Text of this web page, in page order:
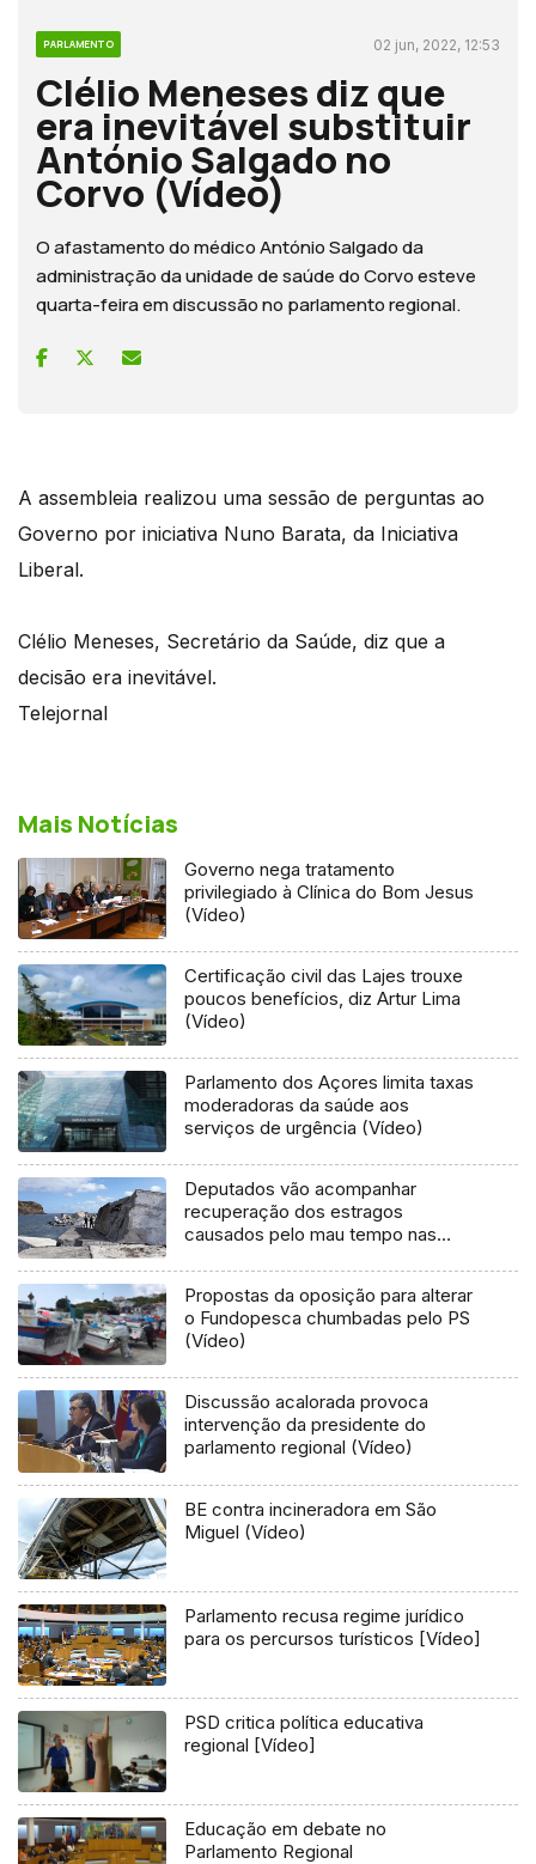
PARLAMENTO 02 jun, 2022, 12:53
Clélio Meneses diz que
era inevitável substituir
António Salgado no
Corvo (Vídeo)
O afastamento do médico António Salgado da
administração da unidade de saúde do Corvo esteve
quarta-feira em discussão no parlamento regional.
A assembleia realizou uma sessão de perguntas ao
Governo por iniciativa Nuno Barata, da Iniciativa
Liberal.
Clélio Meneses, Secretário da Saúde, diz que a
decisão era inevitável.
Telejornal
Mais Notícias
Governo nega tratamento
privilegiado à Clínica do Bom Jesus
(Vídeo)
Certificação civil das Lajes trouxe
poucos benefícios, diz Artur Lima
(Vídeo)
Parlamento dos Açores limita taxas
moderadoras da saúde aos
serviços de urgência (Vídeo)
Deputados vão acompanhar
recuperação dos estragos
causados pelo mau tempo nas
Propostas da oposição para alterar
o Fundopesca chumbadas pelo PS
(Vídeo)
Discussão acalorada provoca
intervenção da presidente do
parlamento regional (Vídeo)
BE contra incineradora em São
Miguel (Vídeo)
Parlamento recusa regime jurídico
para os percursos turísticos [Vídeo]
PSD critica política educativa
regional [Vídeo]
Educação em debate no
Parlamento Regional